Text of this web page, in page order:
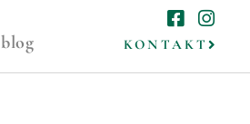
blog KONTAKT